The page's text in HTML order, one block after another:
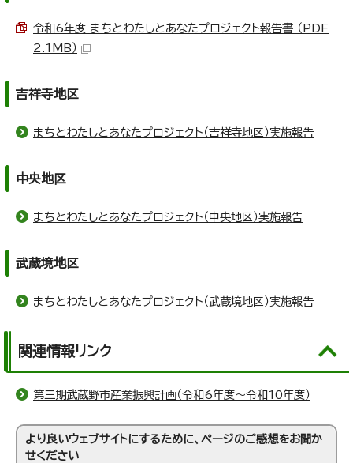
令和6年度 まちとわたしとあなたプロジェクト報告書 （PDF
2.1MB）
吉祥寺地区
まちとわたしとあなたプロジェクト（吉祥寺地区）実施報告
中央地区
まちとわたしとあなたプロジェクト（中央地区）実施報告
武蔵境地区
まちとわたしとあなたプロジェクト（武蔵境地区）実施報告
関連情報リンク
第三期武蔵野市産業振興計画（令和6年度～令和10年度）
より良いウェブサイトにするために、ページのご感想をお聞か
せください